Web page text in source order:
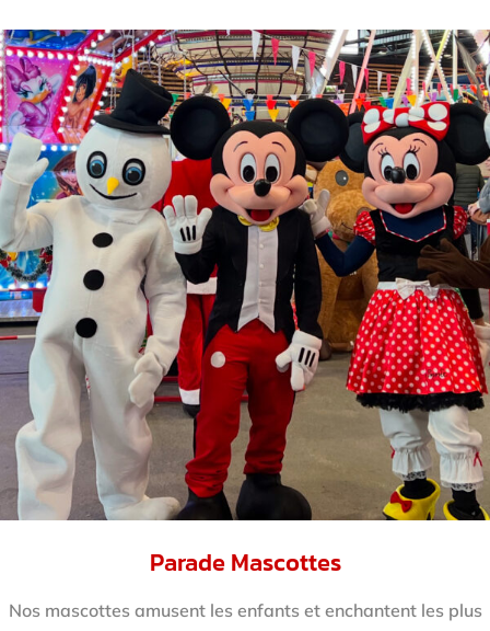
Parade Mascottes
Nos mascottes amusent les enfants et enchantent les plus